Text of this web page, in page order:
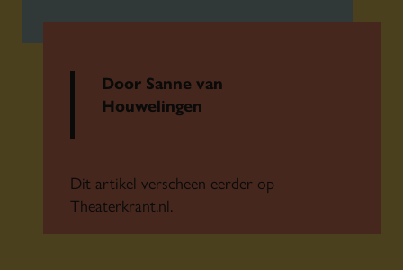
Door Sanne van
Houwelingen
Dit artikel verscheen eerder op
Theaterkrant.nl.